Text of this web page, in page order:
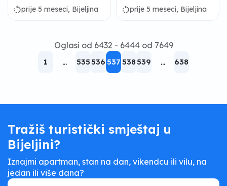
test, pisanje eseja
rotate_leftprije 5 meseci, Bijeljina
srednjoškolce -
rotate_leftprije 5 meseci, Bijeljina
Oglasi od 6432 - 6444 od 7649
1 ... 535536 537 538539 ... 638
Tražiš turistički smještaj u
Bijeljini?
Iznajmi apartman, stan na dan, vikendcu ili vilu, na
jedan ili više dana?